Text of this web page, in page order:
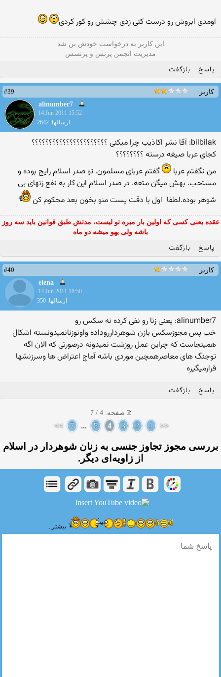
اومدی ابروش رو درست کنی زدی چشش رو کور کردی
این كاربر به درخواست خودش بن شد
مدیریت انجمن پرنس و پرنسس
پاسخ بازگفت
کاربر
#39
alinumber7
14 Jun 2011 15:52
ارسالها: 2642
bilbilak: آقا نشر اکاذیب چرا میکنی ؟؟؟؟؟؟؟؟؟؟؟؟؟؟؟؟؟؟؟؟؟؟
کجای عربا صیغه درسته ؟؟؟؟؟؟؟؟
من نگفتم عربا
گفتم عربای مسلمون. تو صدر اسلام رایج بوده و
مستحب. بهش میگن متعه. در صدر اسلام این كار به نفع زنهای بی
شوهر بوده.لطفا" اول با دقت پست منو بخون بعد محكوم كن
عقده یعنی کسی که اولین بار میره تو لیست، مدتش طبق قوانین باید سه روز
باشه ولی یهو میشه دو ماه
پاسخ بازگفت
کاربر
#40
elena
14 Jun 2011 18:50
ارسالها: 350
alinumber7: یعنی زنا رو نفی كرده نه سكس رو
خب پس مجوزسكس بازن شوهردارروداده واونوزنانمیدونسته اشكال
همینجاست كه چراین عمل روزشت نمیدونه درصورتی كه الان اگه
توجنگ های معاصرهمچین موردی باشه آماج اعتراض ها وسرزنشها
قرارمیگیره
پاسخ بازگفت
صفحه: 4 / 7
<<
1
2
3
4
5
...
7
>>
بررسی مجوز تجاوز جنسی به زنان شوهردار در اسلام
از زاویه‌ای دیگر.
بیشتر...